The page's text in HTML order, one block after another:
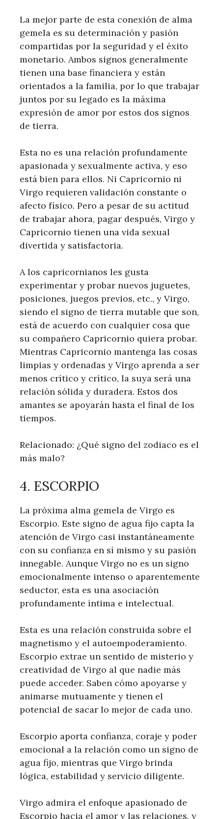
La mejor parte de esta conexión de alma
gemela es su determinación y pasión
compartidas por la seguridad y el éxito
monetario. Ambos signos generalmente
tienen una base financiera y están
orientados a la familia, por lo que trabajar
juntos por su legado es la máxima
expresión de amor por estos dos signos
de tierra.
Esta no es una relación profundamente
apasionada y sexualmente activa, y eso
está bien para ellos. Ni Capricornio ni
Virgo requieren validación constante o
afecto físico. Pero a pesar de su actitud
de trabajar ahora, pagar después, Virgo y
Capricornio tienen una vida sexual
divertida y satisfactoria.
A los capricornianos les gusta
experimentar y probar nuevos juguetes,
posiciones, juegos previos, etc., y Virgo,
siendo el signo de tierra mutable que son,
está de acuerdo con cualquier cosa que
su compañero Capricornio quiera probar.
Mientras Capricornio mantenga las cosas
limpias y ordenadas y Virgo aprenda a ser
menos crítico y crítico, la suya será una
relación sólida y duradera. Estos dos
amantes se apoyarán hasta el final de los
tiempos.
Relacionado: ¿Qué signo del zodiaco es el
más malo?
4. ESCORPIO
La próxima alma gemela de Virgo es
Escorpio. Este signo de agua fijo capta la
atención de Virgo casi instantáneamente
con su confianza en sí mismo y su pasión
innegable. Aunque Virgo no es un signo
emocionalmente intenso o aparentemente
seductor, esta es una asociación
profundamente íntima e intelectual.
Esta es una relación construida sobre el
magnetismo y el autoempoderamiento.
Escorpio extrae un sentido de misterio y
creatividad de Virgo al que nadie más
puede acceder. Saben cómo apoyarse y
animarse mutuamente y tienen el
potencial de sacar lo mejor de cada uno.
Escorpio aporta confianza, coraje y poder
emocional a la relación como un signo de
agua fijo, mientras que Virgo brinda
lógica, estabilidad y servicio diligente.
Virgo admira el enfoque apasionado de
Escorpio hacia el amor y las relaciones, y